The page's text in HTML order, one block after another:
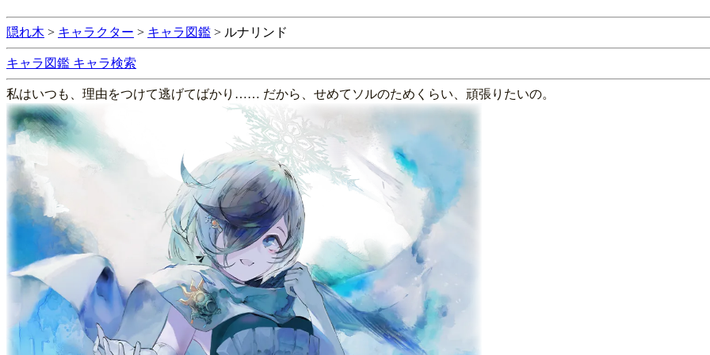
隠れ木 > キャラクター > キャラ図鑑 > ルナリンド
キャラ図鑑 キャラ検索
私はいつも、理由をつけて逃げてばかり…… だから、せめてソルのためくらい、頑張りたいの。